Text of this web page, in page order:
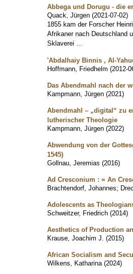
Abbega und Dorugu - die
Quack, Jürgen (2021-07-02)
1855 kam der Forscher
Afrikaner nach Deutschland
Sklaverei ...
'Abdalhaiy Binnis , Al-
Hoffmann, Friedhelm (2012-
Das Abendmahl nach der
Kampmann, Jürgen (2021)
Abendmahl – „digital“ zu
lutherischer Theologie
Kampmann, Jürgen (2022)
Abwendung von der
1545)
Gollnau, Jeremias (2016)
Ad Cresconium : = An
Brachtendorf, Johannes;
Adolescents as
Schweitzer, Friedrich (2014)
Aesthetics of Production
Krause, Joachim J. (2015)
African Socialism and
Wilkens, Katharina (2024)